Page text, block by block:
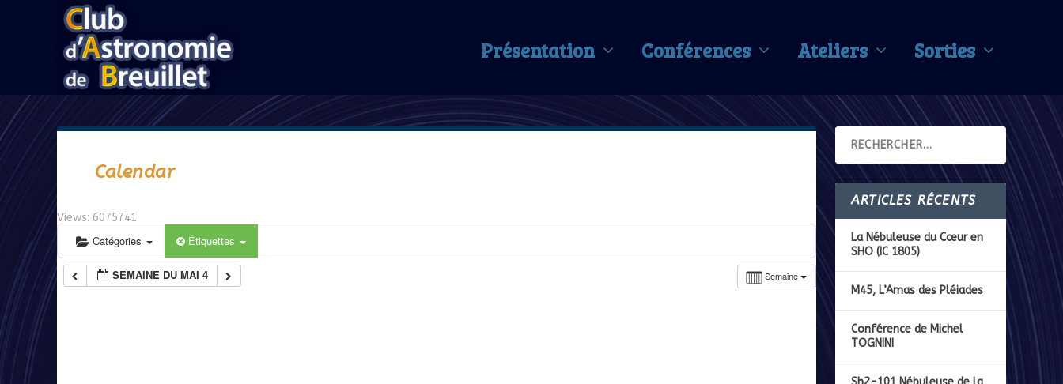
Présentation Conférences Ateliers Sorties
Calendar
Views: 6075741
Catégories Étiquettes
Semaine
SEMAINE DU MAI 4
ARTICLES RÉCENTS
La Nébuleuse du Cœur en
SHO (IC 1805)
M45, L’Amas des Pléiades
Conférence de Michel
TOGNINI